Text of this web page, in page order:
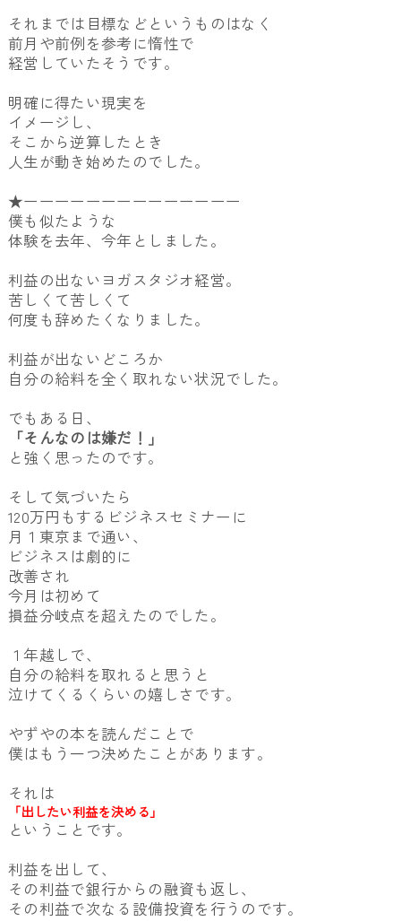
それまでは目標などというものはなく
前月や前例を参考に惰性で
経営していたそうです。
明確に得たい現実を
イメージし、
そこから逆算したとき
人生が動き始めたのでした。
★ーーーーーーーーーーーーーー
僕も似たような
体験を去年、今年としました。
利益の出ないヨガスタジオ経営。
苦しくて苦しくて
何度も辞めたくなりました。
利益が出ないどころか
自分の給料を全く取れない状況でした。
でもある日、
「そんなのは嫌だ！」
と強く思ったのです。
そして気づいたら
120万円もするビジネスセミナーに
月１東京まで通い、
ビジネスは劇的に
改善され
今月は初めて
損益分岐点を超えたのでした。
１年越しで、
自分の給料を取れると思うと
泣けてくるくらいの嬉しさです。
やずやの本を読んだことで
僕はもう一つ決めたことがあります。
それは
「出したい利益を決める」
ということです。
利益を出して、
その利益で銀行からの融資も返し、
その利益で次なる設備投資を行うのです。